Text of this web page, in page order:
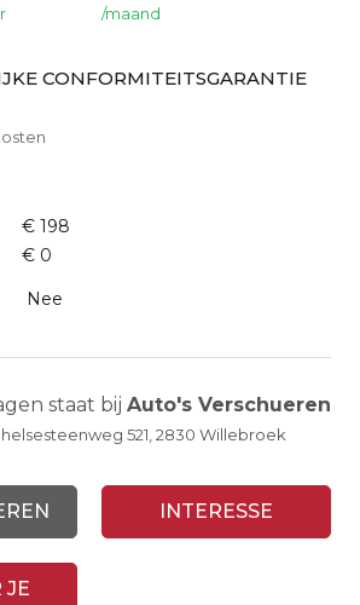
/maand
CONFORMITEITSGARANTIE
€ 198
€ 0
Nee
staat bij Auto's Verschueren
521, 2830 Willebroek
INTERESSE
JE